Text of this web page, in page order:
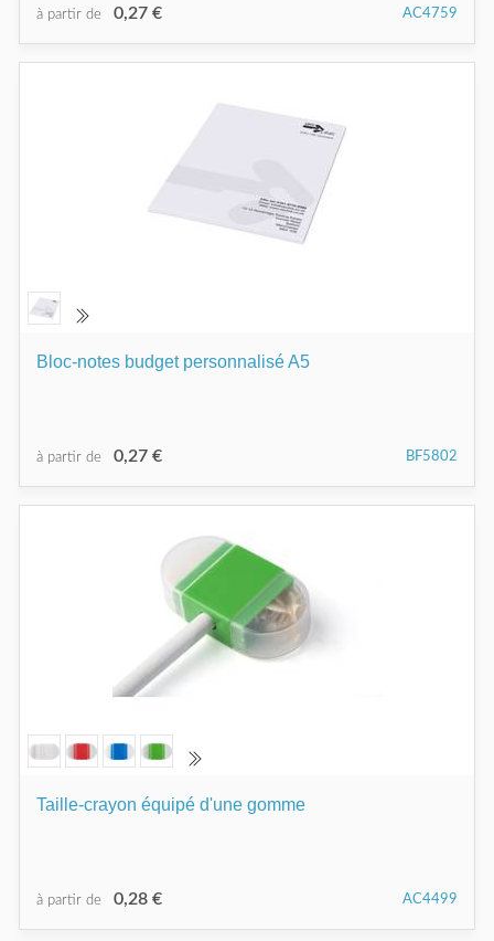
à partir de 0,27 € AC4759
Bloc-notes budget personnalisé A5
à partir de 0,27 € BF5802
Taille-crayon équipé d'une gomme
à partir de 0,28 € AC4499